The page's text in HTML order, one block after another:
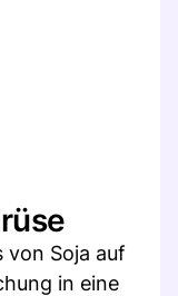
von Soja auf
in eine